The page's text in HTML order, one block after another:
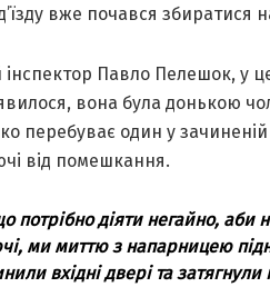
вже почався збиратися
Павло Пелешок, у
вона була донькою
перебуває один у
від помешкання.
потрібно діяти негайно, аби
ми миттю з напарницею
вхідні двері та затягнули